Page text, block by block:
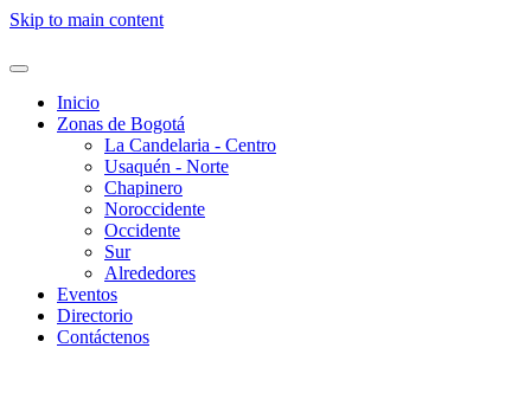
Skip to main content
Inicio
Zonas de Bogotá
La Candelaria - Centro
Usaquén - Norte
Chapinero
Noroccidente
Occidente
Sur
Alrededores
Eventos
Directorio
Contáctenos